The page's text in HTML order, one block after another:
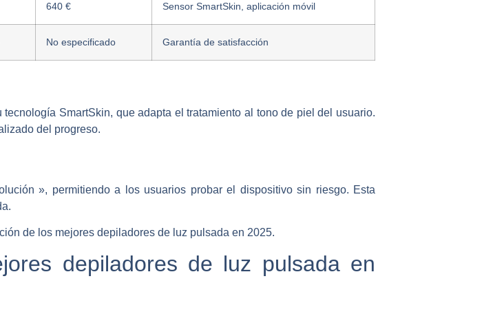
640 € Sensor SmartSkin, aplicación móvil
No especificado Garantía de satisfacción
SmartSkin, que adapta el tratamiento al tono de piel del usuario.
del progreso.
», permitiendo a los usuarios probar el dispositivo sin riesgo. Esta
de los mejores depiladores de luz pulsada en 2025.
depiladores de luz pulsada en